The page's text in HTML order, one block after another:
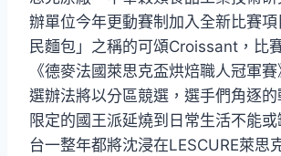
辦單位今年更動賽制加入全新比賽
民麵包」之稱的可頌Croissant，比
《德麥法國萊思克盃烘焙職人冠軍
選辦法將以分區競選，選手們角逐
限定的國王派延燒到日常生活不能
台一整年都將沈浸在LESCURE萊思